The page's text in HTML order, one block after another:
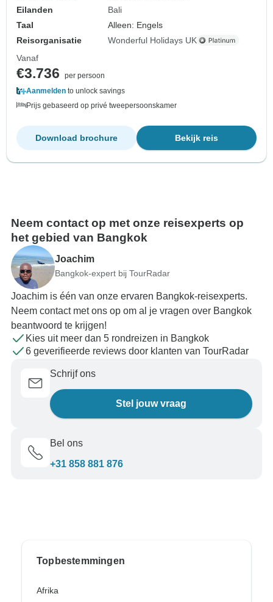
Eilanden
Bali
Taal
Alleen: Engels
Reisorganisatie
Wonderful Holidays UK
Vanaf
€3.736
per persoon
Aanmelden to unlock savings
Prijs gebaseerd op privé tweepersoonskamer
Bekijk reis
Download brochure
Neem contact op met onze reisexperts op
het gebied van Bangkok
Joachim
Bangkok-expert bij TourRadar
Joachim is één van onze ervaren Bangkok-reisexperts.
Neem contact met ons op om al je vragen over Bangkok
beantwoord te krijgen!
Kies uit meer dan 5 rondreizen in Bangkok
6 geverifieerde reviews door klanten van TourRadar
Schrijf ons
Stel jouw vraag
Bel ons
+31 858 881 876
Topbestemmingen
Afrika